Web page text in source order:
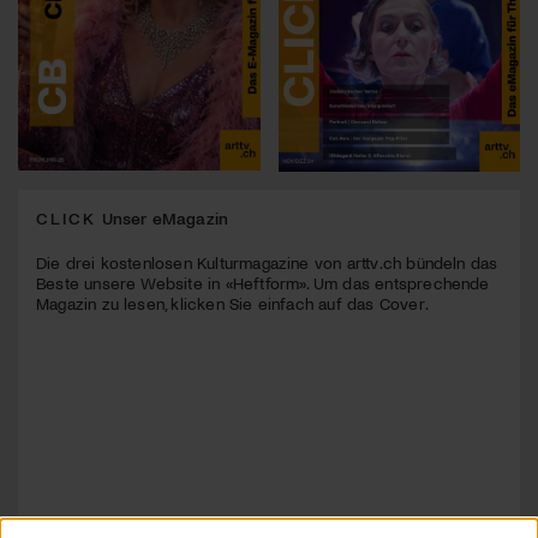
CLICK Unser eMagazin
Die drei kostenlosen Kulturmagazine von arttv.ch bündeln das
Beste unsere Website in «Heftform». Um das entsprechende
Magazin zu lesen, klicken Sie einfach auf das Cover.